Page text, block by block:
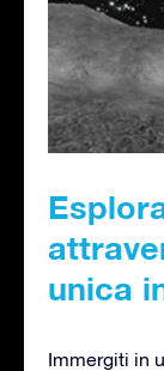
unica
Immergiti in